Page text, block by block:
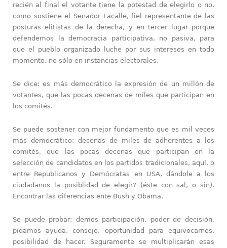
recién al final el votante tiene la potestad de elegirlo o no,
como sostiene el Senador Lacalle, fiel representante de las
posturas elitistas de la derecha, y en tercer lugar porque
defendemos la democracia participativa, no pasiva, para
que el pueblo organizado luche por sus intereses en todo
momento, no sólo en instancias electorales.
Se dice: es más democrático la expresión de un millón de
votantes, que las pocas decenas de miles que participan en
los comités.
Se puede sostener con mejor fundamento que es mil veces
más democrático: decenas de miles de adherentes a los
comités, que las pocas decenas que participan en la
selección de candidatos en los partidos tradicionales, aquí, o
entre Republicanos y Demócratas en USA, dándole a los
ciudadanos la posiblidad de elegir? (éste con sal, o sin).
Encontrar las diferencias ente Bush y Obama.
Se puede probar: demos participación, poder de decisión,
pidamos ayuda, consejo, oportunidad para equivocarnos,
posibilidad de hacer. Seguramente se multiplicarán esas